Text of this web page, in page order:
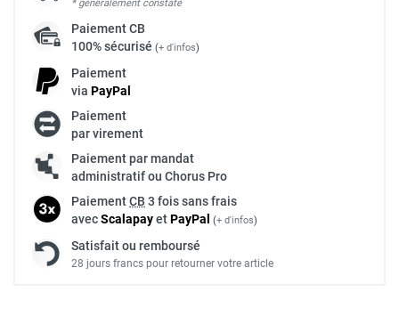
* généralement constaté
PaiementCB
100% sécurisé (+ d'infos)
Paiement
via PayPal
Paiement
par virement
Paiement par mandat
administratif ou Chorus Pro
PaiementCB 3 fois sans frais
avecScalapayetPayPal (+ d'infos)
Satisfait ou remboursé
28 jours francs pour retourner votre article